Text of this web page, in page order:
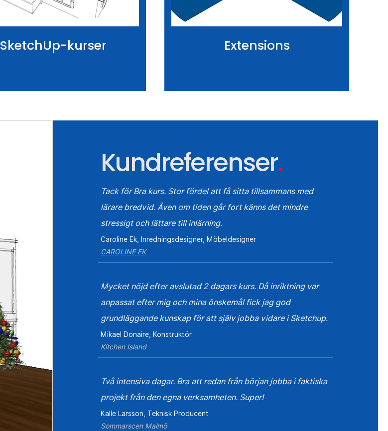
SketchUp-kurser Extensions
Kundreferenser.
Tack för Bra kurs. Stor fördel att få sitta tillsammans med
lärare bredvid. Även om tiden går fort känns det mindre
stressigt och lättare till inlärning.
Caroline Ek, Inredningsdesigner, Möbeldesigner
CAROLINE EK
Mycket nöjd efter avslutad 2 dagars kurs. Då inriktning var
anpassat efter mig och mina önskemål fick jag god
grundläggande kunskap för att själv jobba vidare i Sketchup.
Mikael Donaire, Konstruktör
Kitchen Island
Två intensiva dagar. Bra att redan från början jobba i faktiska
projekt från den egna verksamheten. Super!
Kalle Larsson, Teknisk Producent
Sommarscen Malmö